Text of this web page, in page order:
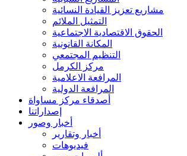
مشاريع تعزيز القيادة النسائية
التمثيل الملائم
الحقوق الاقتصادية الاجتماعية
المكانة القانونية
التنظيم المجتمعي
مركز الكرمل
المرافعة الاعلامية
المرافعة الدولية
أصدقاء مركز مساواة
إصداراتنا
أخبار وصور
أخبار وتقارير
فيديوهات